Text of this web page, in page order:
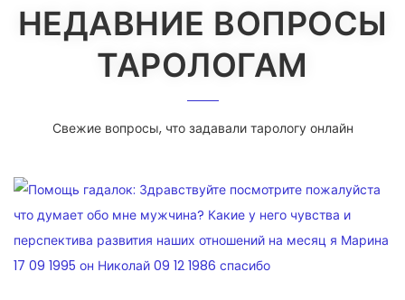
НЕДАВНИЕ ВОПРОСЫ
ТАРОЛОГАМ
Свежие вопросы, что задавали тарологу онлайн